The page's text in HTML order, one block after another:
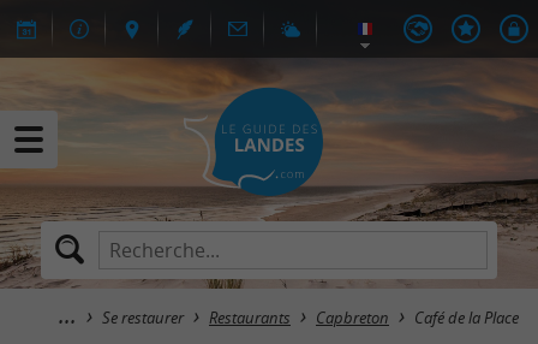
Se restaurer Restaurants Capbreton Café de la Place